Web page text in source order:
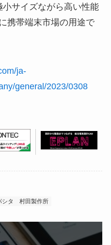
サイズながら高い性能
携帯端末市場の用途で
ja-
general/2023/0308
シタ 村田製作所